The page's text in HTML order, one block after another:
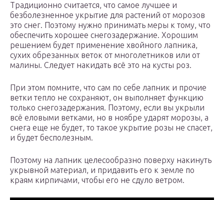
Традиционно считается, что самое лучшее и
безболезненное укрытие для растений от морозов
это снег. Поэтому нужно принимать меры к тому, что
обеспечить хорошее снегозадержание. Хорошим
решением будет применение хвойного лапника,
сухих обрезанных веток от многолетников или от
малины. Следует накидать всё это на кусты роз.
При этом помните, что сам по себе лапник и прочие
ветки тепло не сохраняют, он выполняет функцию
только снегозадержания. Поэтому, если вы укрыли
всё еловыми ветками, но в ноябре ударят морозы, а
снега еще не будет, то такое укрытие розы не спасет,
и будет бесполезным.
Поэтому на лапник целесообразно поверху накинуть
укрывной материал, и придавить его к земле по
краям кирпичами, чтобы его не сдуло ветром.